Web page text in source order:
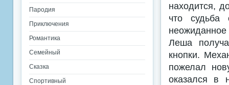
находится,
что судьба
Леша
кнопки.
пожелал
оказался в
Пародия
Приключения
Романтика
Семейный
Сказка
Спортивный